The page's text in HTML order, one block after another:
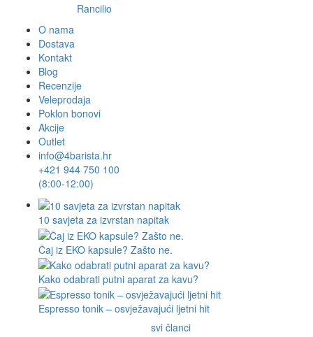
Rancilio
O nama
Dostava
Kontakt
Blog
Recenzije
Veleprodaja
Poklon bonovi
Akcije
Outlet
info@4barista.hr
+421 944 750 100
(8:00-12:00)
10 savjeta za izvrstan napitak
Čaj iz EKO kapsule? Zašto ne.
Kako odabrati putni aparat za kavu?
Espresso tonik – osvježavajući ljetni hit
svi članci